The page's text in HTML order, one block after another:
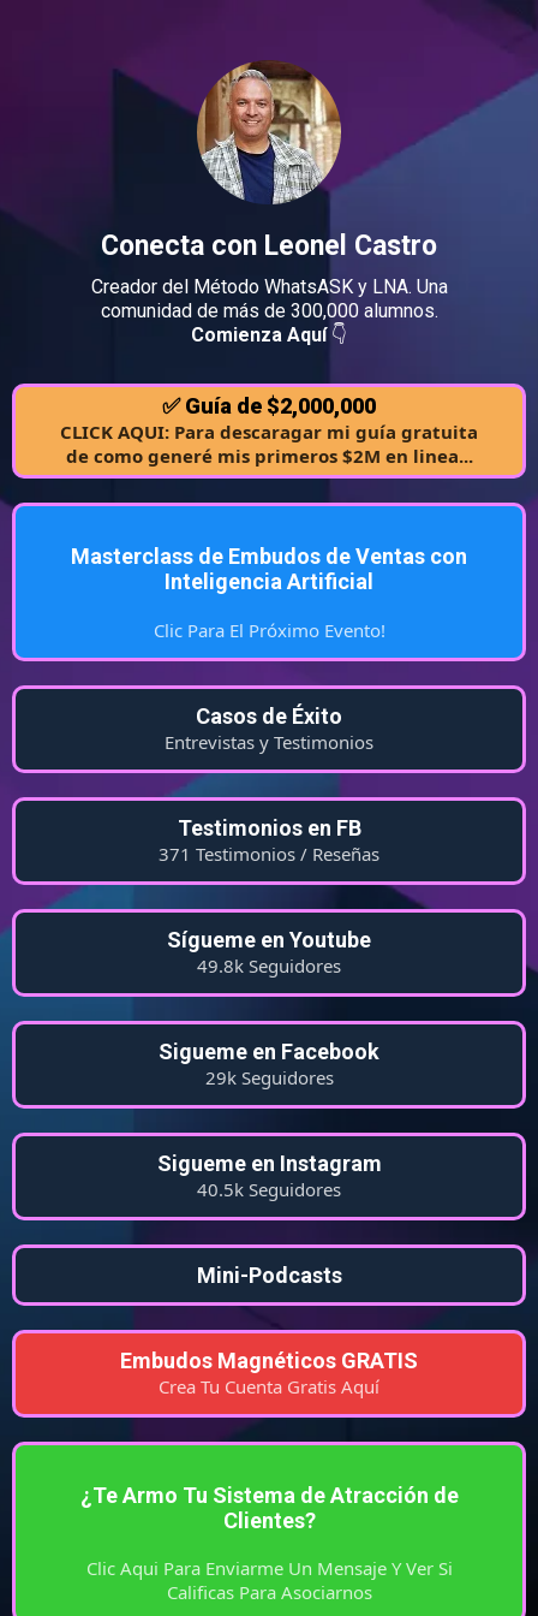
Conecta con Leonel Castro
Creador del Método WhatsASK y LNA. Una
comunidad de más de 300,000 alumnos.
Comienza Aquí👇
✅ Guía de $2,000,000
CLICK AQUI: Para descaragar mi guía gratuita
de como generé mis primeros $2M en linea...
Masterclass de Embudos de Ventas con
Inteligencia Artificial
Clic Para El Próximo Evento!
Casos de Éxito
Entrevistas y Testimonios
Testimonios en FB
371 Testimonios / Reseñas
Sígueme en Youtube
49.8k Seguidores
Sigueme en Facebook
29k Seguidores
Sigueme en Instagram
40.5k Seguidores
Mini-Podcasts
Embudos Magnéticos GRATIS
Crea Tu Cuenta Gratis Aquí
¿Te Armo Tu Sistema de Atracción de
Clientes?
Clic Aqui Para Enviarme Un Mensaje Y Ver Si
Calificas Para Asociarnos